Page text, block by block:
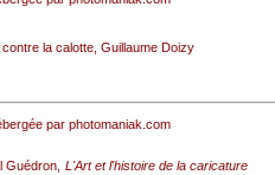
la calotte , Guillaume Doizy
Guédron, L'Art et l'histoire de la caricature